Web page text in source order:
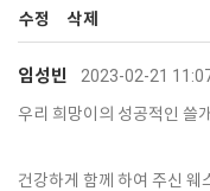
수정 삭제
임성빈
2023-02-21
우리 희망이의 성공적인 쓸
건강하게 함께 하여 주신 웨